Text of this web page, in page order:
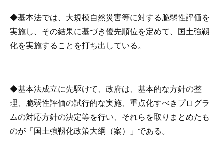
◆基本法では、大規模自然災害等に対する脆弱性評価を
実施し、その結果に基づき優先順位を定めて、国土強靱
化を実施することを打ち出している。
◆基本法成立に先駆けて、政府は、基本的な方針の整
理、脆弱性評価の試行的な実施、重点化すべきプログラ
ムの対応方針の決定等を行い、それらを取りまとめたも
のが「国土強靱化政策大綱（案）」である。